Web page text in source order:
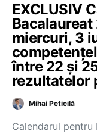
EXCLUSIV
miercuri, 3
între 22 şi
rezultatelor
Mihai Peticilă
Calendarul